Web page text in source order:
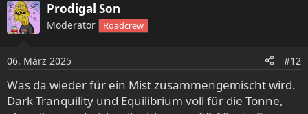
k
t
n
e
n
:
Prodigal Son
Moderator Roadcrew
06. März 2025 #12
Was da wieder für ein Mist zusammengemischt wird.
Dark Tranquility und Equilibrium voll für die Tonne,